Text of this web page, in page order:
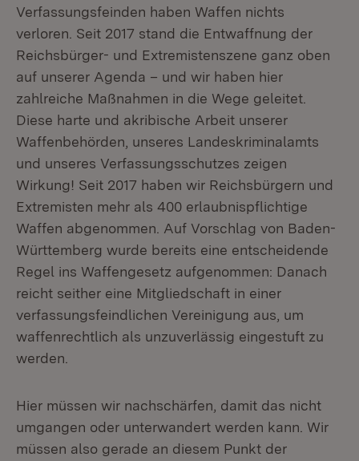
Verfassungsfeinden haben Waffen nichts
verloren. Seit 2017 stand die Entwaffnung der
Reichsbürger- und Extremistenszene ganz oben
auf unserer Agenda – und wir haben hier
zahlreiche Maßnahmen in die Wege geleitet.
Diese harte und akribische Arbeit unserer
Waffenbehörden, unseres Landeskriminalamts
und unseres Verfassungsschutzes zeigen
Wirkung! Seit 2017 haben wir Reichsbürgern und
Extremisten mehr als 400 erlaubnispflichtige
Waffen abgenommen. Auf Vorschlag von Baden-
Württemberg wurde bereits eine entscheidende
Regel ins Waffengesetz aufgenommen: Danach
reicht seither eine Mitgliedschaft in einer
verfassungsfeindlichen Vereinigung aus, um
waffenrechtlich als unzuverlässig eingestuft zu
werden.
Hier müssen wir nachschärfen, damit das nicht
umgangen oder unterwandert werden kann. Wir
müssen also gerade an diesem Punkt der